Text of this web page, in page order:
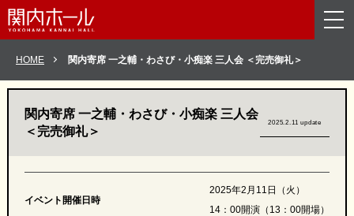
メニューを読み飛ばして本文へスキップ。
HOME 関内寄席 一之輔・わさび・小痴楽 三人会 ＜完売御礼＞
関内寄席 一之輔・わさび・小痴楽 三人会
＜完売御礼＞
2025.2.11 update
イベント開催日時
2025年2月11日（火）
14：00開演（13：00開場）